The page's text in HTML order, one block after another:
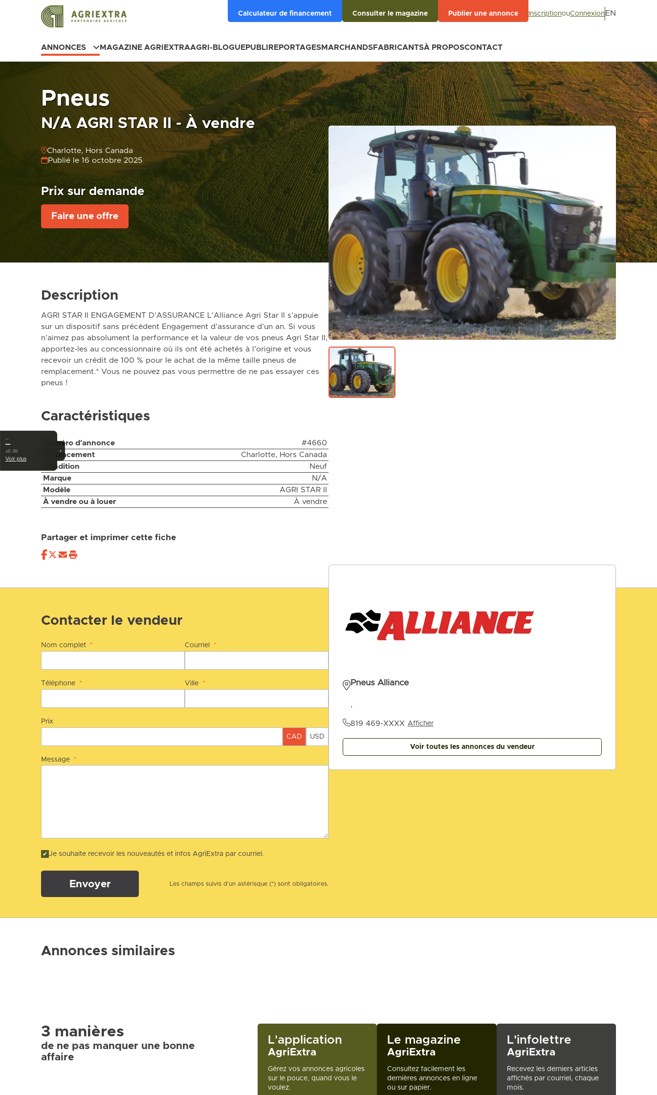
Calculateur de financement Consulter le magazine Publier une annonce InscriptionouConnexion EN
ANNONCES MAGAZINE AGRIEXTRAAGRI-BLOGUEPUBLIREPORTAGESMARCHANDSFABRICANTSÀ PROPOSCONTACT
Pneus
N/A AGRI STAR II - À vendre
Charlotte, Hors Canada
Publié le 16 octobre 2025
Prix sur demande
Faire une offre
Description
AGRI STAR II ENGAGEMENT D’ASSURANCE L’Alliance Agri Star II s’appuie
sur un dispositif sans précédent Engagement d’assurance d’un an. Si vous
n’aimez pas absolument la performance et la valeur de vos pneus Agri Star II,
apportez-les au concessionnaire où ils ont été achetés à l’origine et vous
recevoir un crédit de 100 % pour le achat de la même taille pneus de
remplacement.* Vous ne pouvez pas vous permettre de ne pas essayer ces
pneus !
Caractéristiques
Numéro d'annonce
#4660
Emplacement
Charlotte, Hors Canada
Condition
Neuf
Marque
N/A
Modèle
AGRI STAR II
À vendre ou à louer
À vendre
Partager et imprimer cette fiche
Contacter le vendeur
Nom complet * Courriel *
Téléphone * Ville *
Prix
CAD USD
Message *
Je souhaite recevoir les nouveautés et infos AgriExtra par courriel.
Envoyer Les champs suivis d’un astérisque (*) sont obligatoires.
Pneus Alliance
,
819 469-XXXX Afficher
Voir toutes les annonces du vendeur
Annonces similaires
3 manières
de ne pas manquer une bonne
affaire
L'application
AgriExtra
Gérez vos annonces agricoles
sur le pouce, quand vous le
voulez.
Le magazine
AgriExtra
Consultez facilement les
dernières annonces en ligne
ou sur papier.
L'infolettre
AgriExtra
Recevez les derniers articles
affichés par courriel, chaque
mois.
‹
…
—
±0.00
Voir plus